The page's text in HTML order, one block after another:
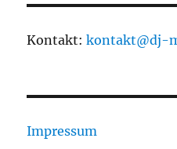
Kontakt:kontakt@dj-
Impressum